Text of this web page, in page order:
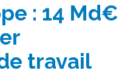
: 14 Md€
travail